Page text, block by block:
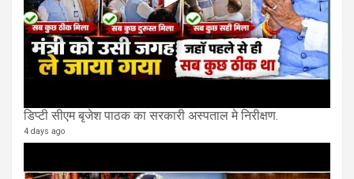
डिप्टी सीएम बृजेश पाठक का सरकारी अस्पताल मे निरीक्षण.
4 days ago